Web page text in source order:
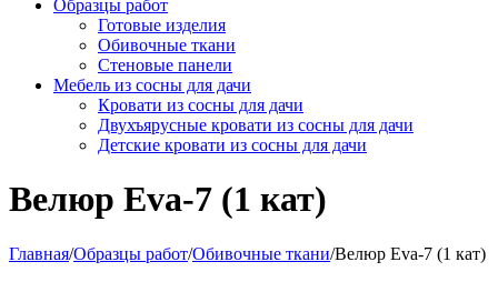
Образцы работ
Готовые изделия
Обивочные ткани
Стеновые панели
Мебель из сосны для дачи
Кровати из сосны для дачи
Двухъярусные кровати из сосны для дачи
Детские кровати из сосны для дачи
Велюр Eva-7 (1 кат)
Главная/Образцы работ/Обивочные ткани/Велюр Eva-7 (1 кат)